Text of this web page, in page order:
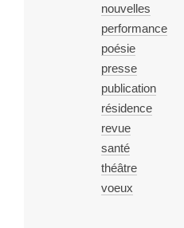
nouvelles
performance
poésie
presse
publication
résidence
revue
santé
théâtre
voeux